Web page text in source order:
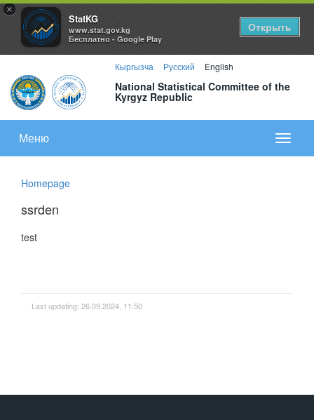
×
StatKG
www.stat.gov.kg
Бесплатно - Google Play
Открыть
Кыргызча Русский English
National Statistical Committee of the
Kyrgyz Republic
меню
Меню
Homepage
ssrden
test
Last updating: 26.09.2024, 11:50